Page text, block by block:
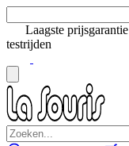
Laagste prijsgarantie
testrijden